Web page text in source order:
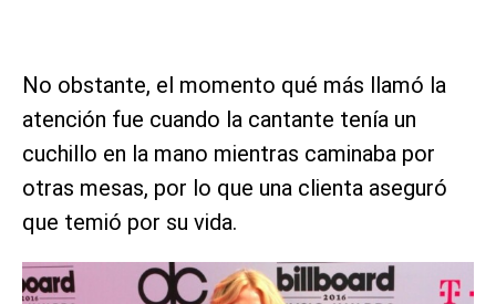
No obstante, el momento qué más llamó la
atención fue cuando la cantante tenía un
cuchillo en la mano mientras caminaba por
otras mesas, por lo que una clienta aseguró
que temió por su vida.